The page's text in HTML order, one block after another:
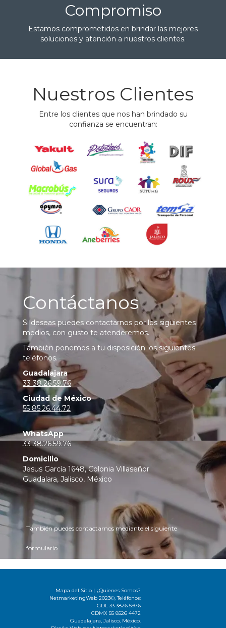
Compromiso
Estamos comprometidos en brindar las mejores
soluciones y atención a nuestros clientes.
Nuestros Clientes
Entre los clientes que nos han brindado su
confianza se encuentran:
Contáctanos
Si deseas puedes contactarnos por los siguientes
medios, con gusto te atenderemos.
También ponemos a tu disposición los siguientes
teléfonos.
Guadalajara
33 38.26.59.76
Ciudad de México
55 85.26.44.72
WhatsApp
33 38.26.59.76
Domicilio
Jesus García 1648, Colonia Villaseñor
Guadalara, Jalisco, México
También puedes contactarnos mediante el siguiente
formulario.
Mapa del Sitio| ¿Quienes Somos?
NetmarketingWeb 2023©, Teléfonos:
GDL 33 3826 5976
CDMX 55 8526 4472
Guadalajara, Jalisco, México.